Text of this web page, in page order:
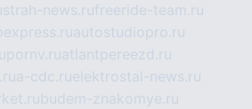
strah-news.rufreeride-team.ru
autostudiopro.ru
pornv.ruatlantpereezd.ru
a-cdc.ruelektrostal-news.ru
budem-znakomye.ru